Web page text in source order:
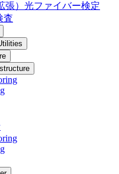
張）光ファイバー検定
査